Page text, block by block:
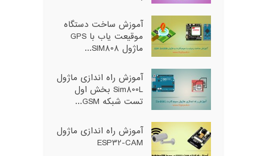
آموزش ساخت دستگاه
موقیعت یاب با GPS
ماژول SIM808...
آموزش راه اندازی ماژول
Sim800L بخش اول
تست شبکه GSM...
آموزش راه اندازی ماژول
ESP32-CAM